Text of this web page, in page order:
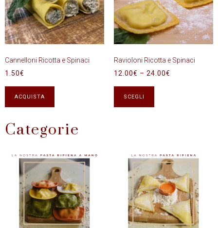
Cannelloni Ricotta e Spinaci
1.50€
ACQUISTA
Ravioloni Ricotta e Spinaci
12.00€ – 24.00€
SCEGLI
Categorie